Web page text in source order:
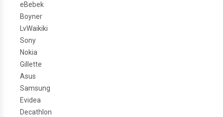
eBebek
Boyner
LvWaikiki
Sony
Nokia
Gillette
Asus
Samsung
Evidea
Decathlon